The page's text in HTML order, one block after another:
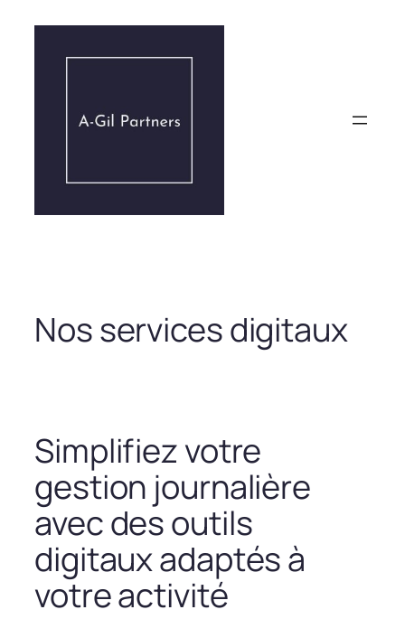
contenu
Nos services digitaux
Simplifiez votre
gestion journalière
avec des outils
digitaux adaptés à
votre activité